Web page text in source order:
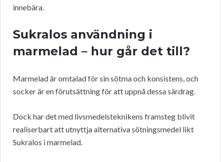
innebära.
Sukralos användning i
marmelad – hur går det till?
Marmelad är omtalad för sin sötma och konsistens, och
socker är en förutsättning för att uppnå dessa särdrag.
Dock har det med livsmedelsteknikens framsteg blivit
realiserbart att utnyttja alternativa sötningsmedel likt
Sukralos i marmelad.